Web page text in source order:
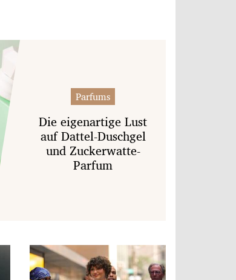
Parfums
Die eigenartige Lust
auf Dattel-Duschgel
und Zuckerwatte-
Parfum